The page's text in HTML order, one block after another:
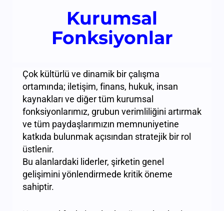
Kurumsal
Fonksiyonlar
Çok kültürlü ve dinamik bir çalışma
ortamında; iletişim, finans, hukuk, insan
kaynakları ve diğer tüm kurumsal
fonksiyonlarımız, grubun verimliliğini artırmak
ve tüm paydaşlarımızın memnuniyetine
katkıda bulunmak açısından stratejik bir rol
üstlenir.
Bu alanlardaki liderler, şirketin genel
gelişimini yönlendirmede kritik öneme
sahiptir.